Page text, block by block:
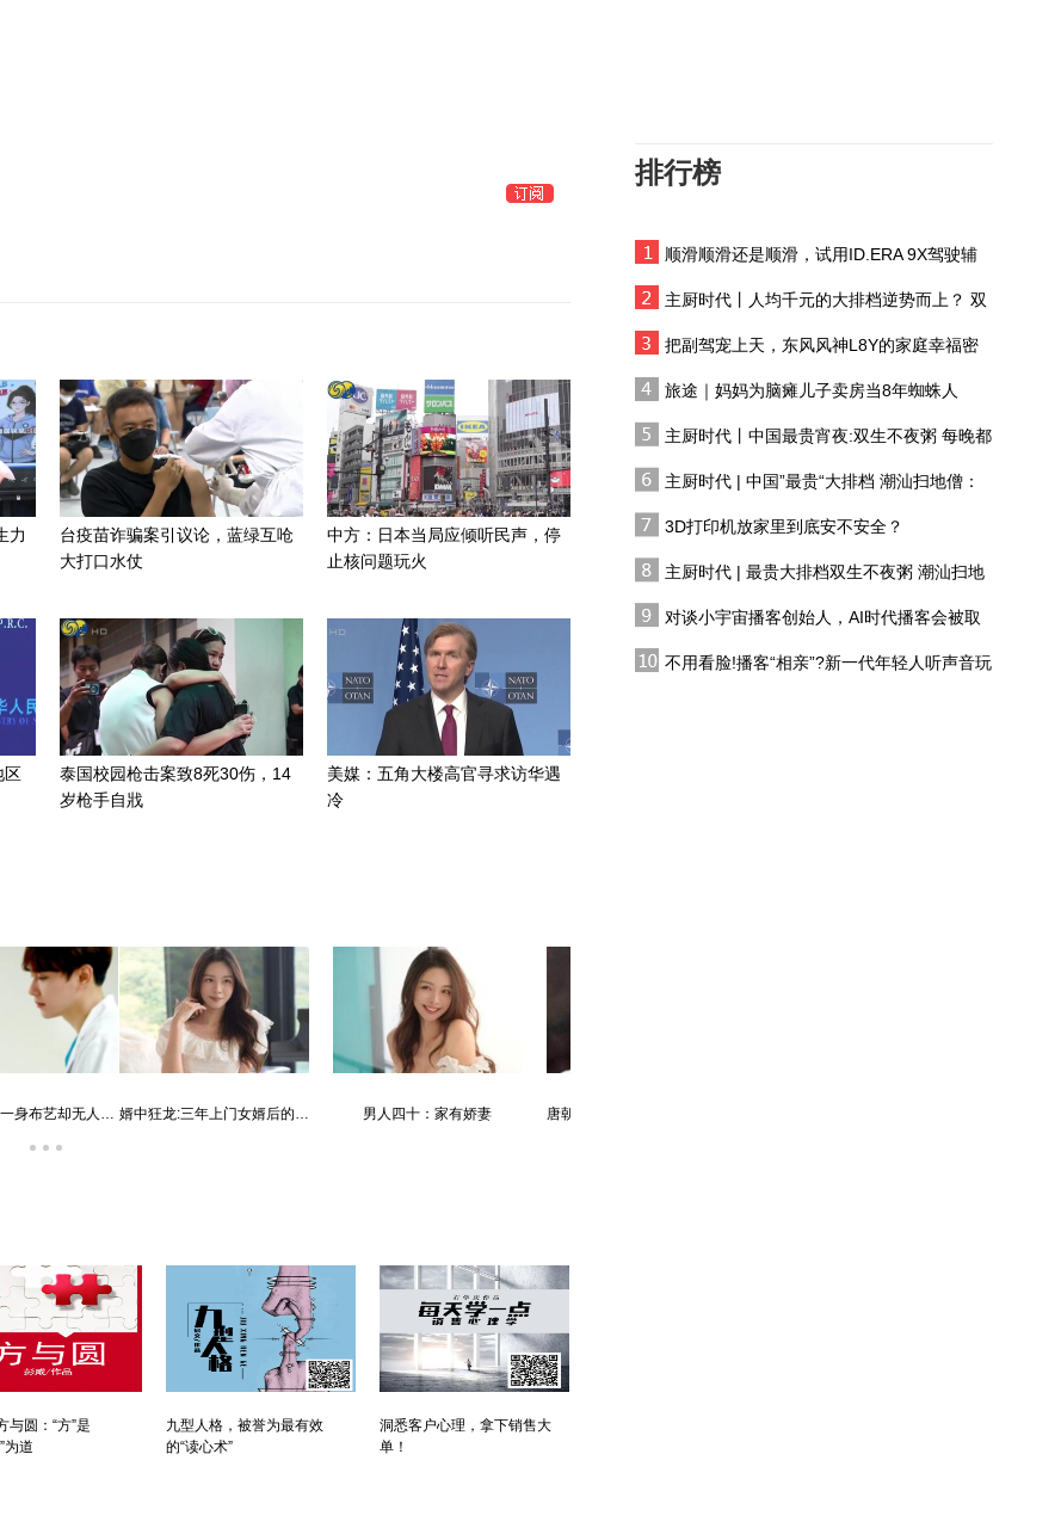
星海 V6 把华为乾崑智
里？
两厢车空间也够大？零跑
电、智能、情绪价值全都
给到位
《给阿嬷的情书》导演蓝
鸿春：在凤凰做时政节
巨大
探店理想i6，特斯拉Model
不能错过的选择
红旗智能化跟上了？体验
力
台疫苗诈骗案引议论，蓝绿互呛
大打口水仗
中方：日本当局应倾听民声，停
止核问题玩火
区
泰国校园枪击案致8死30伤，14
岁枪手自戕
美媒：五角大楼高官寻求访华遇
冷
唐朝败家子:他深知繁荣背后的危机 利欲升迁记：人生就是利欲场，利为媒，欲为介
与圆：“方”是
为道
九型人格，被誉为最有效
的“读心术”
洞悉客户心理，拿下销售大
单！
排行榜
顺滑顺滑还是顺滑，试用ID.ERA 9X驾驶辅
主厨时代丨人均千元的大排档逆势而上？ 双
把副驾宠上天，东风风神L8Y的家庭幸福密
旅途｜妈妈为脑瘫儿子卖房当8年蜘蛛人
主厨时代丨中国最贵宵夜:双生不夜粥 每晚都
主厨时代 | 中国”最贵“大排档 潮汕扫地僧：
3D打印机放家里到底安不安全？
主厨时代 | 最贵大排档双生不夜粥 潮汕扫地
对谈小宇宙播客创始人，AI时代播客会被取
不用看脸!播客“相亲”?新一代年轻人听声音玩